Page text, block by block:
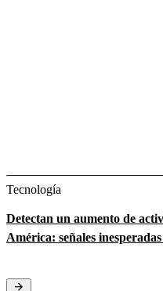
Tecnología
Detectan un aumento de
América: señales